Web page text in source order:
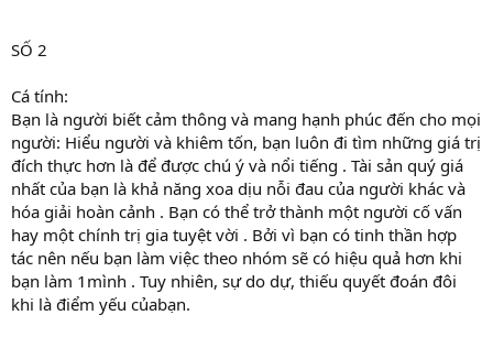
SỐ 2
Cá tính:
Bạn là người biết cảm thông và mang hạnh phúc đến cho mọi
người: Hiểu người và khiêm tốn, bạn luôn đi tìm những giá trị
đích thực hơn là để được chú ý và nổi tiếng . Tài sản quý giá
nhất của bạn là khả năng xoa dịu nỗi đau của người khác và
hóa giải hoàn cảnh . Bạn có thể trở thành một người cố vấn
hay một chính trị gia tuyệt vời . Bởi vì bạn có tinh thần hợp
tác nên nếu bạn làm việc theo nhóm sẽ có hiệu quả hơn khi
bạn làm 1mình . Tuy nhiên, sự do dự, thiếu quyết đoán đôi
khi là điểm yếu củabạn.